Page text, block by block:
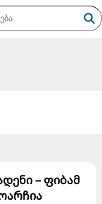
– ფიბამ